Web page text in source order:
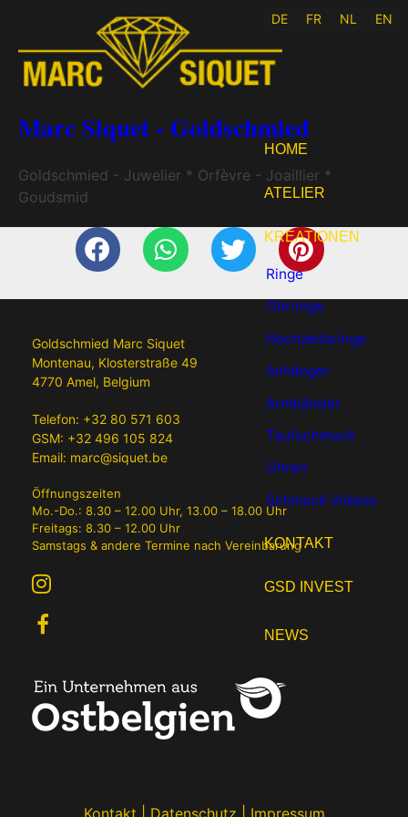
Marc Siquet - Goldschmied
Goldschmied - Juwelier * Orfèvre - Joaillier *
Goudsmid
DE FR NL EN
HOME
ATELIER
KREATIONEN
Ringe
Ohrringe
Hochzeitsringe
Anhänger
Armbänder
Taufschmuck
Uhren
Schmuck Videos
KONTAKT
GSD INVEST
NEWS
Goldschmied Marc Siquet
Montenau, Klosterstraße 49
4770 Amel, Belgium
Telefon: +32 80 571 603
GSM: +32 496 105 824
Email: marc@siquet.be
Öffnungszeiten
Mo.-Do.: 8.30 – 12.00 Uhr, 13.00 – 18.00 Uhr
Freitags: 8.30 – 12.00 Uhr
Samstags & andere Termine nach Vereinbarung